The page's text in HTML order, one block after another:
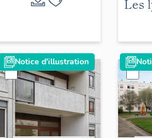
France, XVIIIe-
Les
Notice d'illustration